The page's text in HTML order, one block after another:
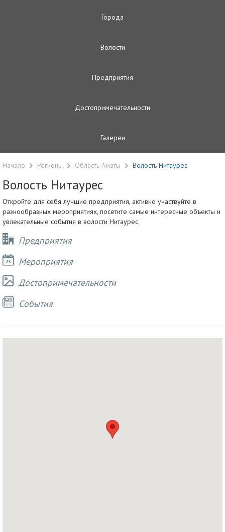
Городa
Волости
Предприятия
Достопримечательности
Галереи
Начало Регионы Область Аматы Волость Нитаурес
Волость Нитаурес
Откройте для себя лучшие предприятия, активно участвуйте в
разнообразных мероприятиях, посетите самые интересные объекты и
увлекательные события в волости Нитаурес.
Предприятия
Мероприятия
Достопримечательности
Cобытия